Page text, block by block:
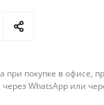
при покупке в офисе,
через WhatsApp или